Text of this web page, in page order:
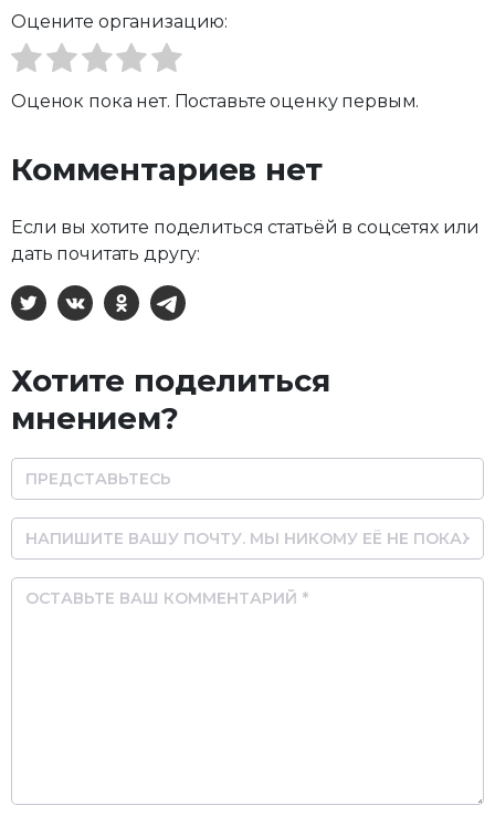
Оцените организацию:
Оценок пока нет. Поставьте оценку первым.
Комментариев нет
Если вы хотите поделиться статьёй в соцсетях или
дать почитать другу:
X ВКонтактеОдноклассники
Telegram
Хотите поделиться
мнением?
Name
Email
Comment